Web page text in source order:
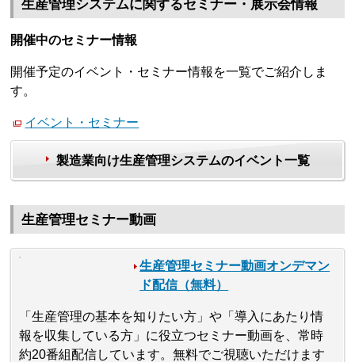
生産管理システムに関するセミナー・展示会情報
開催中のセミナー情報
開催予定のイベント・セミナー情報を一覧でご紹介しま
す。
イベント・セミナー
製造業向け生産管理システムのイベント一覧
生産管理セミナー動画
生産管理セミナー動画オンデマン
ド配信（無料）
「生産管理の基本を知りたい方」や「導入にあたり情
報を収集している方」に役立つセミナー動画を、常時
約20番組配信しています。無料でご視聴いただけます